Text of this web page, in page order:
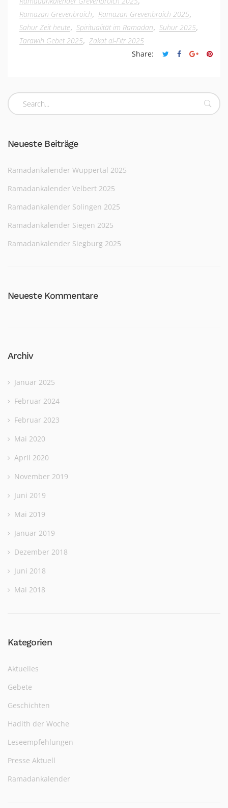
Ramazan Grevenbroich, Ramazan Grevenbroich 2025,
Sahur Zeit heute, Spiritualität im Ramadan, Suhur 2025,
Tarawih Gebet 2025, Zakat al-Fitr 2025
Share:
Neueste Beiträge
Ramadankalender Wuppertal 2025
Ramadankalender Velbert 2025
Ramadankalender Solingen 2025
Ramadankalender Siegen 2025
Ramadankalender Siegburg 2025
Neueste Kommentare
Archiv
Januar 2025
Februar 2024
Februar 2023
Mai 2020
April 2020
November 2019
Juni 2019
Mai 2019
Januar 2019
Dezember 2018
Juni 2018
Mai 2018
Kategorien
Aktuelles
Gebete
Geschichten
Hadith der Woche
Leseempfehlungen
Presse Aktuell
Ramadankalender